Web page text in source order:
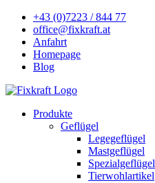
+43 (0)7223 / 844 77
office@fixkraft.at
Anfahrt
Homepage
Blog
Produkte
Geflügel
Legegeflügel
Mastgeflügel
Spezialgeflügel
Tierwohlartikel